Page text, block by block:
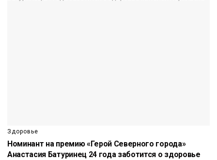
Здоровье
Номинант на премию «Герой Северного города»
Анастасия Батуринец 24 года заботится о здоровье